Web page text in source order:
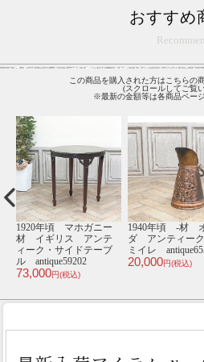
おすすめ
この商品を購入された方はこちらの
(スクロールしてご覧
※最新の金額等は各商品ペー
年頃 オーク材
リス アンティー
・カップボード
円(税込)
1930年頃 オーク材
フランス アンティー
ク・ワードローブ
antique65640